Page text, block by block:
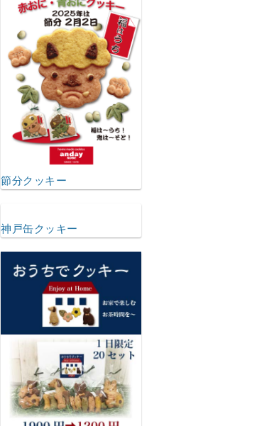
節分クッキー
神戸缶クッキー